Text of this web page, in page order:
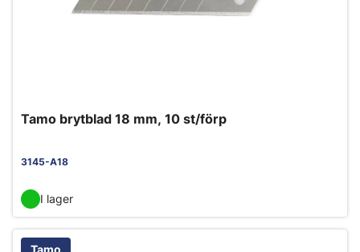
Tamo brytblad 18 mm, 10 st/förp
3145-A18
I lager
Tamo